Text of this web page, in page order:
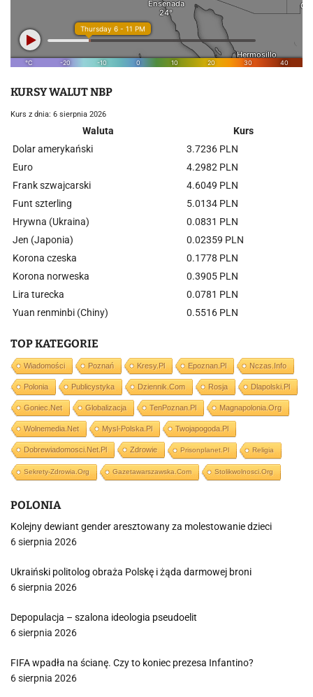
KURSY WALUT NBP
Kurs z dnia: 6 sierpnia 2026
Waluta
Kurs
Dolar amerykański
3.7236 PLN
Euro
4.2982 PLN
Frank szwajcarski
4.6049 PLN
Funt szterling
5.0134 PLN
Hrywna (Ukraina)
0.0831 PLN
Jen (Japonia)
0.02359 PLN
Korona czeska
0.1778 PLN
Korona norweska
0.3905 PLN
Lira turecka
0.0781 PLN
Yuan renminbi (Chiny)
0.5516 PLN
TOP KATEGORIE
Wiadomości Poznań Kresy.pl Epoznan.pl Nczas.info
Polonia Publicystyka Dziennik.com Rosja Dlapolski.pl
Goniec.net Globalizacja TenPoznan.pl Magnapolonia.org
Wolnemedia.net Mysl-Polska.pl Twojapogoda.pl
Dobrewiadomosci.net.pl Zdrowie Prisonplanet.pl Religia
Sekrety-Zdrowia.org Gazetawarszawska.com Stolikwolnosci.org
POLONIA
Kolejny dewiant gender aresztowany za molestowanie dzieci
6 sierpnia 2026
Ukraiński politolog obraża Polskę i żąda darmowej broni
6 sierpnia 2026
Depopulacja – szalona ideologia pseudoelit
6 sierpnia 2026
FIFA wpadła na ścianę. Czy to koniec prezesa Infantino?
6 sierpnia 2026